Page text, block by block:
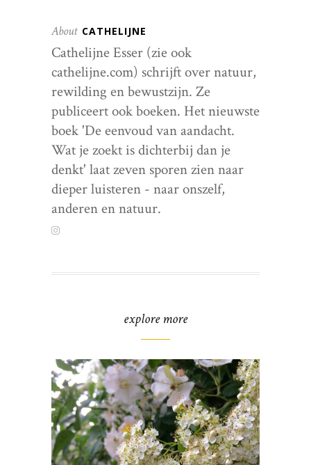
About CATHELIJNE
Cathelijne Esser (zie ook
cathelijne.com) schrijft over natuur,
rewilding en bewustzijn. Ze
publiceert ook boeken. Het nieuwste
boek 'De eenvoud van aandacht.
Wat je zoekt is dichterbij dan je
denkt' laat zeven sporen zien naar
dieper luisteren - naar onszelf,
anderen en natuur.
explore more